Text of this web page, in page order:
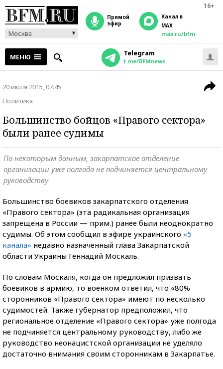
16+
Москва
прямой
эфир
Канал в
MAX
max.ru/bfm
МЕНЮ Telegram
t.me/BFMnews
20 июля 2015, 07:45
Политика
Большинство бойцов «Правого сектора»
были ранее судимы
По некоторым данным, закарпатское отделение
организации уже полгода не подчиняется центральному
руководству
Большинство боевиков закарпатского отделения
«Правого сектора» (эта радикальная организация
запрещена в России — прим.) ранее были неоднократно
судимы. Об этом сообщил в эфире украинского «5
канала» недавно назначенный глава Закарпатской
области Украины Геннадий Москаль.
По словам Москаля, когда он предложил призвать
боевиков в армию, то военком ответил, что «80%
сторонников «Правого сектора» имеют по несколько
судимостей. Также губернатор предположил, что
региональное отделение «Правого сектора» уже полгода
не подчиняется центральному руководству, либо же
руководство неонацистской организации не уделяло
достаточно внимания своим сторонникам в Закарпатье.